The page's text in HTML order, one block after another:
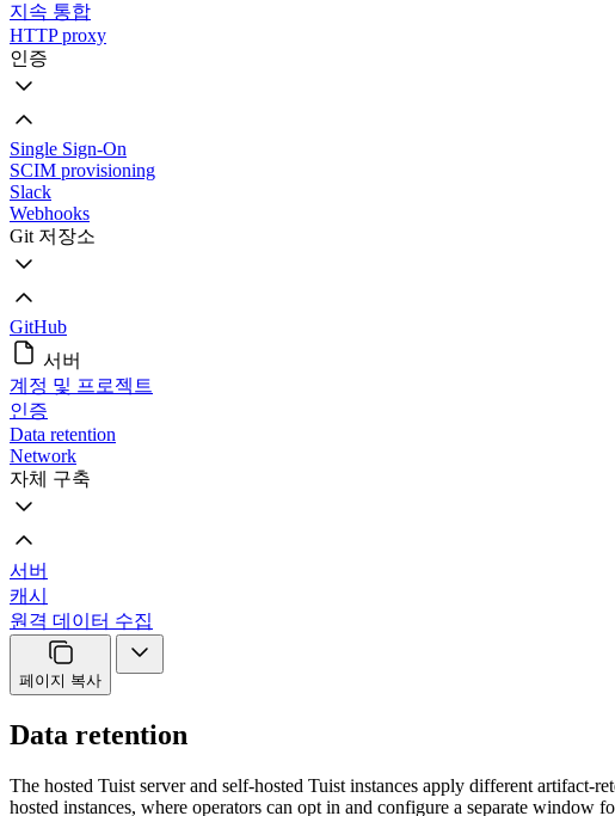
지속 통합
HTTP proxy
인증
Single Sign-On
SCIM provisioning
Slack
Webhooks
Git 저장소
GitHub
서버
계정 및 프로젝트
인증
Data retention
Network
자체 구축
서버
캐시
원격 데이터 수집
페이지 복사
Data retention
The hosted Tuist server and self-hosted Tuist instances apply different artifact-
hosted instances, where operators can opt in and configure a separate window